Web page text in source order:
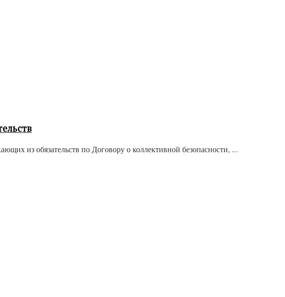
из обязательств по Договору о коллективной безопасности, ...